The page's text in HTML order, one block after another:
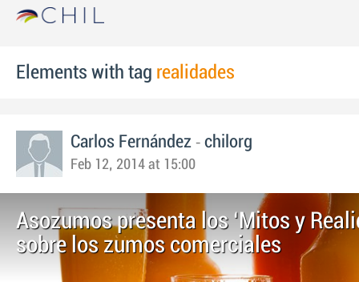
Elements with tag realidades
Carlos Fernández - chilorg
Feb 12, 2014 at 15:00
Asozumos presenta los ‘Mitos y
sobre los zumos comerciales